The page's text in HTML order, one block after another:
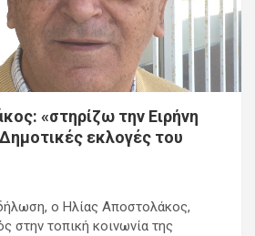
«στηρίζω την Ειρήνη
εκλογές του
ο Ηλίας Αποστολάκος,
στην τοπική κοινωνία της